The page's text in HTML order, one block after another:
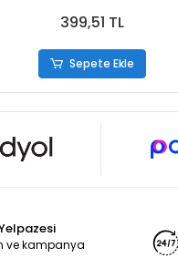
399,51 TL
Sepete Ekle
ve kampanya